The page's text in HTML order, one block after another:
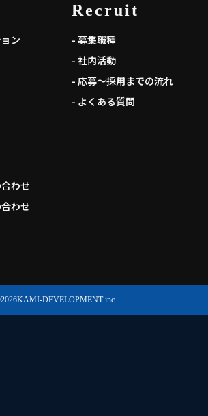
ン
Recruit
- 募集職種
- 社内活動
- 応募～採用までの流れ
- よくある質問
わせ
わせ
2026KAMI-DEVELOPMENT inc.